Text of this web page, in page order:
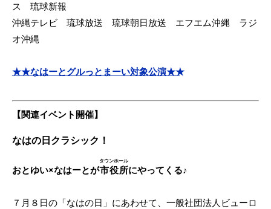
ス 琉球新報
沖縄テレビ 琉球放送 琉球朝日放送 エフエム沖縄 ラジ
オ沖縄
★★なはーとグルっとまーい対象公演★★
【関連イベント開催】
なはの日クラシック！
おとゆい×なはーとが市役所
タウンホール
にやってくる♪
７月８日の「なはの日」にあわせて、一般社団法人ビューロ